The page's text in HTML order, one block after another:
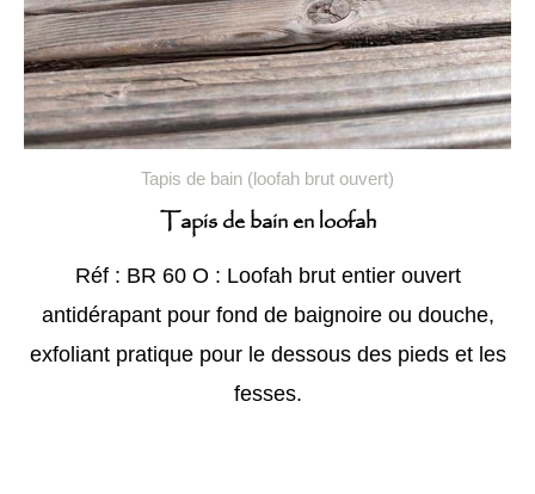
Tapis de bain (loofah brut ouvert)
Tapis de bain en loofah
Réf : BR 60 O : Loofah brut entier ouvert
antidérapant pour fond de baignoire ou douche,
exfoliant pratique pour le dessous des pieds et les
fesses.